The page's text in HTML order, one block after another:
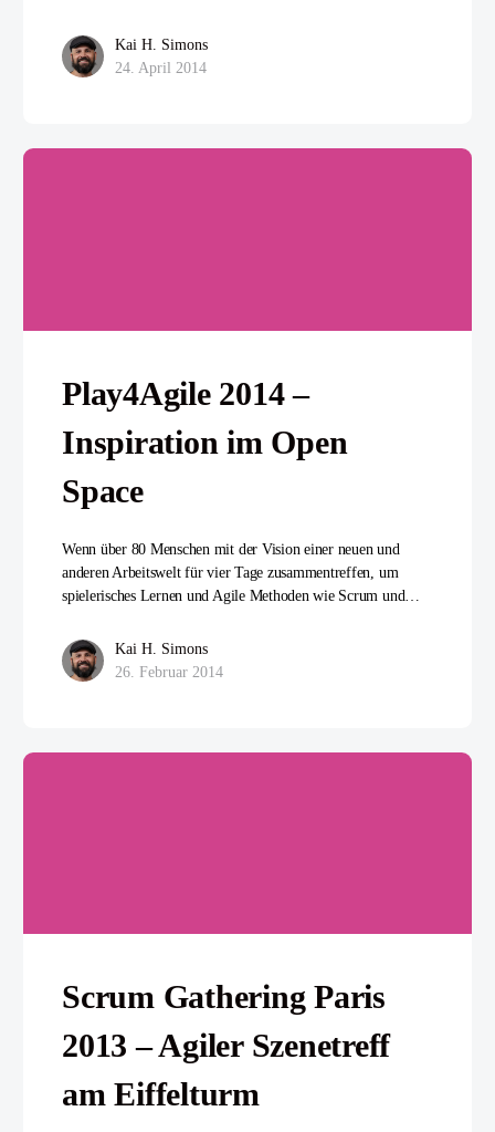
Kai H. Simons
24. April 2014
Play4Agile 2014 –
Inspiration im Open
Space
Wenn über 80 Menschen mit der Vision einer neuen und
anderen Arbeitswelt für vier Tage zusammentreffen, um
spielerisches Lernen und Agile Methoden wie Scrum und…
Kai H. Simons
26. Februar 2014
Scrum Gathering Paris
2013 – Agiler Szenetreff
am Eiffelturm